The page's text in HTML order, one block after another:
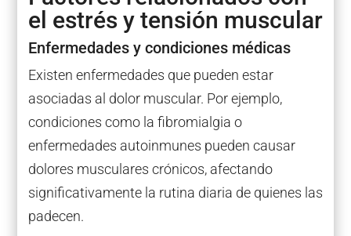
el estrés y tensión muscular
Enfermedades y condiciones médicas
Existen enfermedades que pueden estar
asociadas al dolor muscular. Por ejemplo,
condiciones como la fibromialgia o
enfermedades autoinmunes pueden causar
dolores musculares crónicos, afectando
significativamente la rutina diaria de quienes las
padecen.